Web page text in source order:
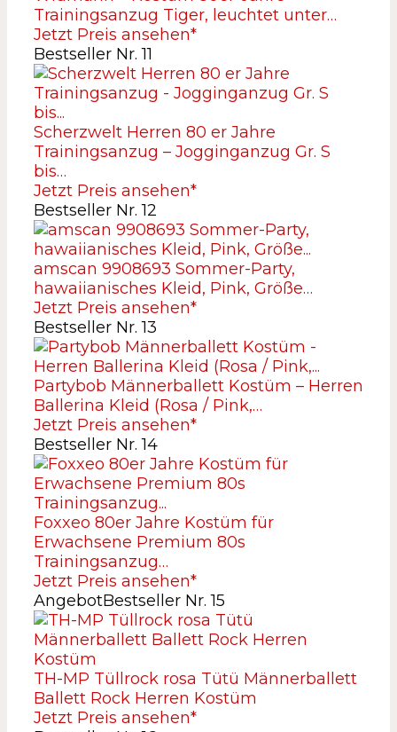
Trainingsanzug Tiger, leuchtet unter…
Jetzt Preis ansehen*
Bestseller Nr. 11
Scherzwelt Herren 80 er Jahre
Trainingsanzug – Jogginganzug Gr. S
bis…
Jetzt Preis ansehen*
Bestseller Nr. 12
amscan 9908693 Sommer-Party,
hawaiianisches Kleid, Pink, Größe…
Jetzt Preis ansehen*
Bestseller Nr. 13
Partybob Männerballett Kostüm – Herren
Ballerina Kleid (Rosa / Pink,…
Jetzt Preis ansehen*
Bestseller Nr. 14
Foxxeo 80er Jahre Kostüm für
Erwachsene Premium 80s
Trainingsanzug…
Jetzt Preis ansehen*
AngebotBestseller Nr. 15
TH-MP Tüllrock rosa Tütü Männerballett
Ballett Rock Herren Kostüm
Jetzt Preis ansehen*